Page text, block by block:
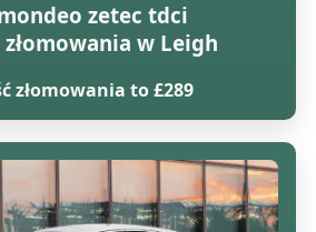
zetec tdci
w Leigh
złomowania to £289